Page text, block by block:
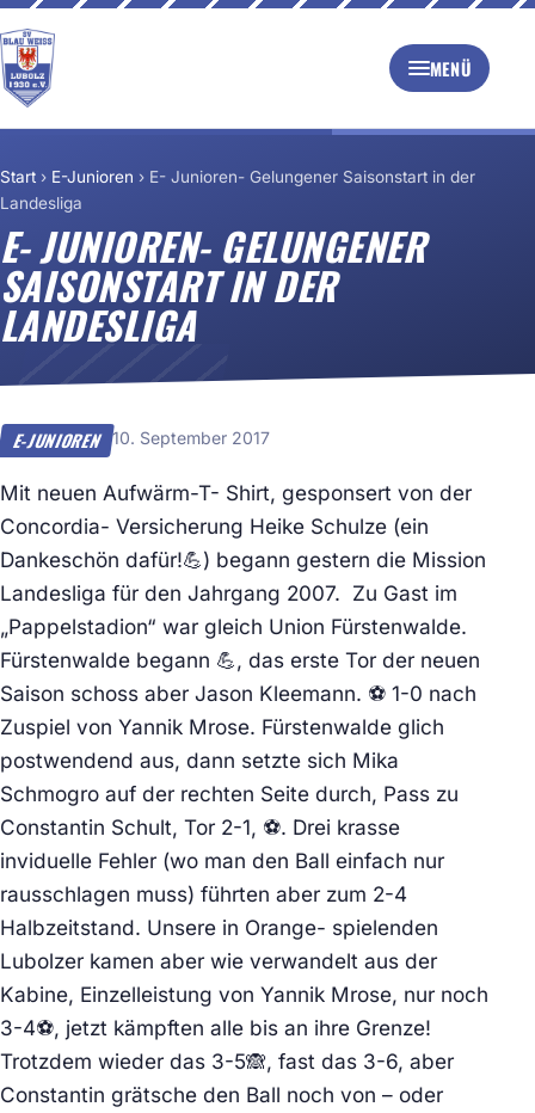
MENÜ
Start › E-Junioren › E- Junioren- Gelungener Saisonstart in der
Landesliga
E- JUNIOREN- GELUNGENER
SAISONSTART IN DER
LANDESLIGA
E-JUNIOREN 10. September 2017
Mit neuen Aufwärm-T- Shirt, gesponsert von der
Concordia- Versicherung Heike Schulze (ein
Dankeschön dafür!💪) begann gestern die Mission
Landesliga für den Jahrgang 2007. Zu Gast im
„Pappelstadion“ war gleich Union Fürstenwalde.
Fürstenwalde begann 💪, das erste Tor der neuen
Saison schoss aber Jason Kleemann. ⚽ 1-0 nach
Zuspiel von Yannik Mrose. Fürstenwalde glich
postwendend aus, dann setzte sich Mika
Schmogro auf der rechten Seite durch, Pass zu
Constantin Schult, Tor 2-1, ⚽. Drei krasse
inviduelle Fehler (wo man den Ball einfach nur
rausschlagen muss) führten aber zum 2-4
Halbzeitstand. Unsere in Orange- spielenden
Lubolzer kamen aber wie verwandelt aus der
Kabine, Einzelleistung von Yannik Mrose, nur noch
3-4⚽, jetzt kämpften alle bis an ihre Grenze!
Trotzdem wieder das 3-5🙈, fast das 3-6, aber
Constantin grätsche den Ball noch von – oder